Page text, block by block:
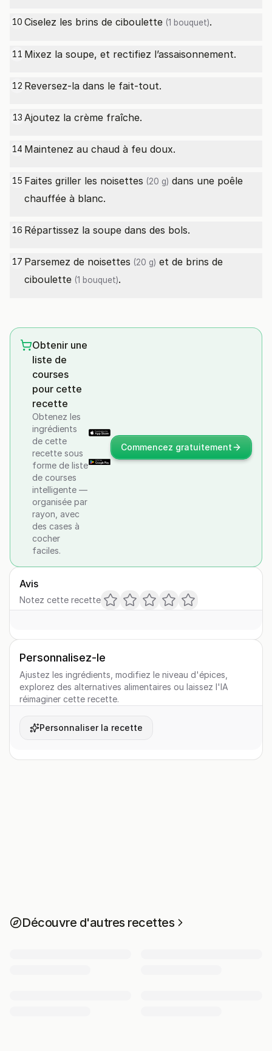
10 Ciselez les brins de ciboulette (1 bouquet).
11 Mixez la soupe, et rectifiez l’assaisonnement.
12 Reversez-la dans le fait-tout.
13 Ajoutez la crème fraîche.
14 Maintenez au chaud à feu doux.
15 Faites griller les noisettes (20 g) dans une poêle
chauffée à blanc.
16 Répartissez la soupe dans des bols.
17 Parsemez de noisettes (20 g) et de brins de
ciboulette (1 bouquet).
Obtenir une
liste de
courses
pour cette
recette
Obtenez les
ingrédients
de cette
recette sous
forme de liste
de courses
intelligente —
organisée par
rayon, avec
des cases à
cocher
faciles.
Commencez gratuitement
Avis
Notez cette recette
Personnalisez-le
Ajustez les ingrédients, modifiez le niveau d'épices,
explorez des alternatives alimentaires ou laissez l'IA
réimaginer cette recette.
Personnaliser la recette
Découvre d'autres recettes